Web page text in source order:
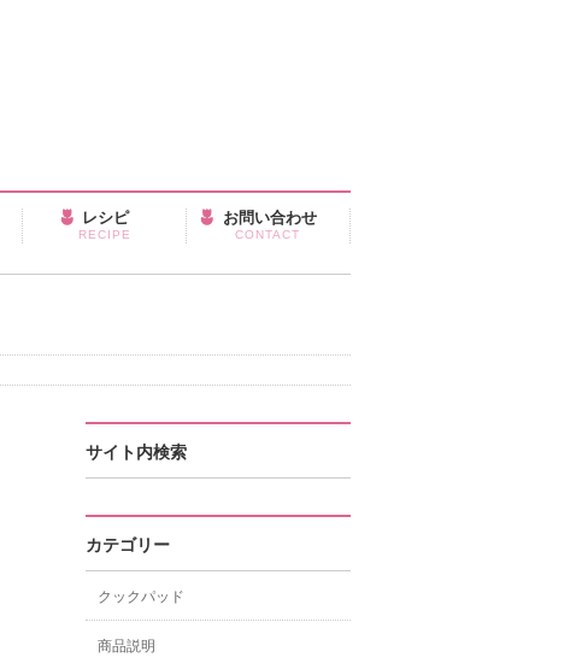
レシピ
RECIPE
お問い合わせ
CONTACT
サイト内検索
カテゴリー
クックパッド
商品説明